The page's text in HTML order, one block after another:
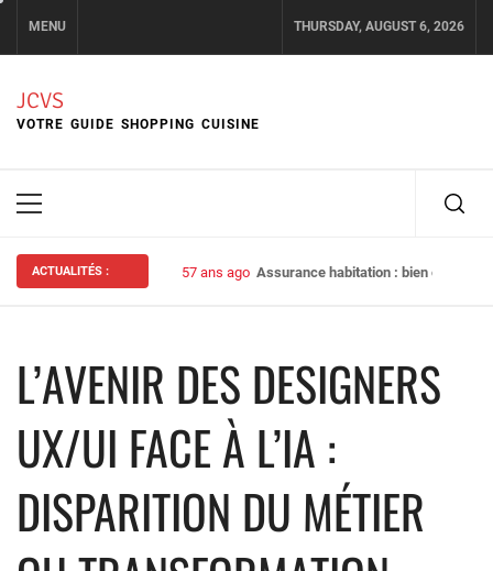
content
MENU THURSDAY, AUGUST 6, 2026
JCVS
VOTRE GUIDE SHOPPING CUISINE
Primary
ACTUALITÉS : 57 ans ago Assurance habitation : bien choisir
L’AVENIR DES DESIGNERS
UX/UI FACE À L’IA :
DISPARITION DU MÉTIER